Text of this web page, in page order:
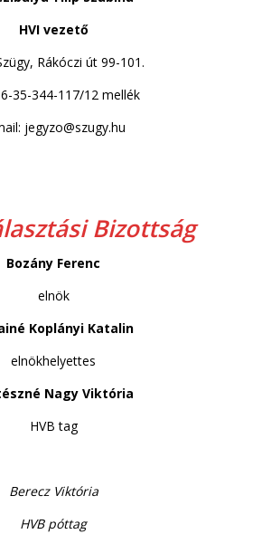
HVI vezető
Rákóczi út 99-101.
35-344-117/12 mellék
jegyzo@szugy.hu
Bizottság
Bozány Ferenc
elnök
Koplányi Katalin
elnökhelyettes
Nagy Viktória
HVB tag
Berecz Viktória
HVB póttag